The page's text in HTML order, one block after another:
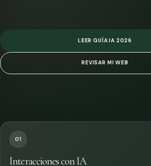
LEER GUÍA IA 2026
REVISAR MI WEB
01
Interacciones con IA